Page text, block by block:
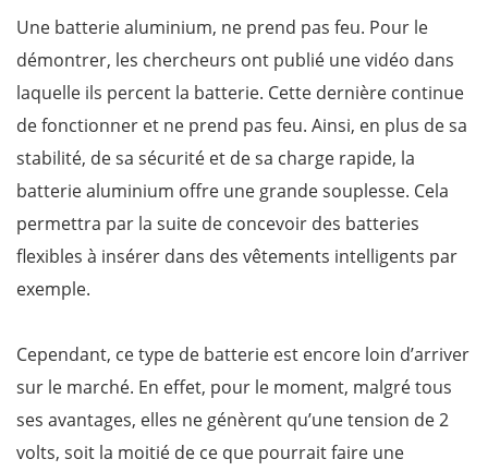
Une batterie aluminium, ne prend pas feu. Pour le
démontrer, les chercheurs ont publié une vidéo dans
laquelle ils percent la batterie. Cette dernière continue
de fonctionner et ne prend pas feu. Ainsi, en plus de sa
stabilité, de sa sécurité et de sa charge rapide, la
batterie aluminium offre une grande souplesse. Cela
permettra par la suite de concevoir des batteries
flexibles à insérer dans des vêtements intelligents par
exemple.
Cependant, ce type de batterie est encore loin d’arriver
sur le marché. En effet, pour le moment, malgré tous
ses avantages, elles ne génèrent qu’une tension de 2
volts, soit la moitié de ce que pourrait faire une